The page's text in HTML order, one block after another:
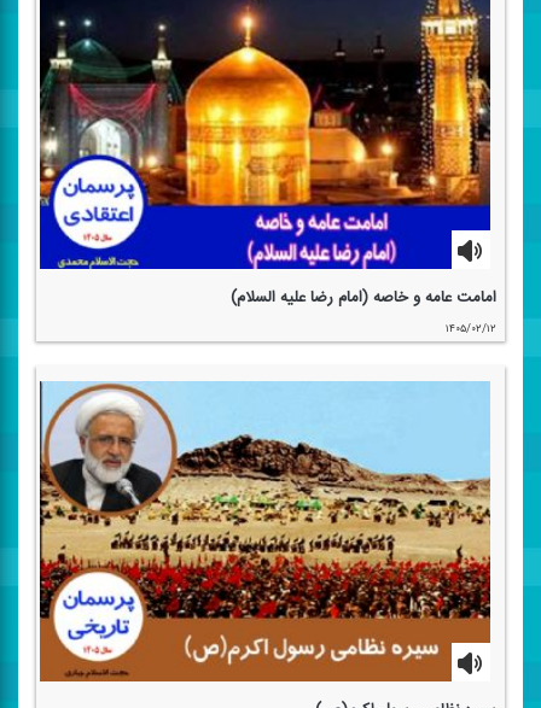
امامت عامه و خاصه (امام رضا علیه السلام)
۱۴۰۵/۰۲/۱۲